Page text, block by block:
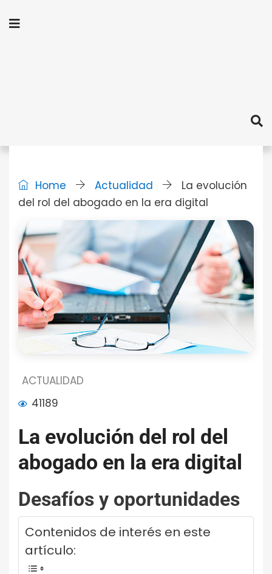
Home Actualidad
La evolución
del rol del abogado en la era digital
ACTUALIDAD
41189
La evolución del rol del
abogado en la era digital
Desafíos y oportunidades
Contenidos de interés en este
artículo: